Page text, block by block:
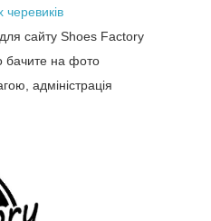
черевиків
сайту Shoes Factory
бачите на фото
адміністрація